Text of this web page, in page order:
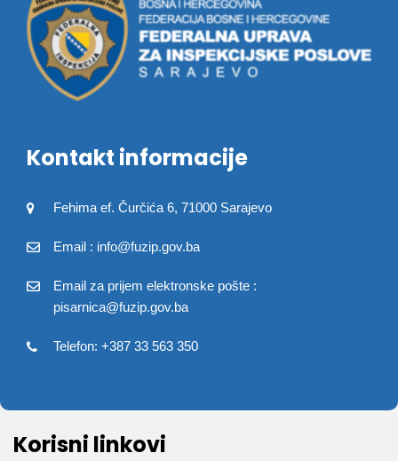
Kontakt informacije
Fehima ef. Čurčića 6, 71000 Sarajevo
Email : info@fuzip.gov.ba
Email za prijem elektronske pošte :
pisarnica@fuzip.gov.ba
Telefon: +387 33 563 350
Korisni linkovi